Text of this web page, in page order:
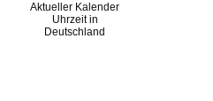
Aktueller Kalender
Uhrzeit in
Deutschland